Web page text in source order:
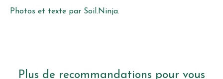
Photos et texte par Soil.Ninja.
Plus de recommandations pour vous